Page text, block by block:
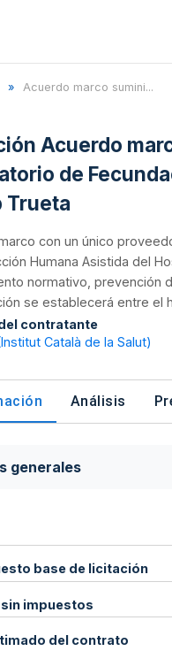
Acuerdo marco sumini...
Acuerdo
de
Trueta
con un único
Humana Asistida del
normativo, prevención
se establecerá entre el
contratante
Català de la Salut)
Análisis
generales
base de licitación
impuestos
del contrato